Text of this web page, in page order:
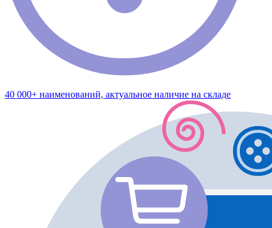
40 000+ наименований, актуальное наличие на складе